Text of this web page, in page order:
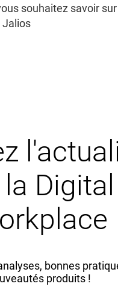
souhaitez savoir sur
Jalios
Digital
bonnes
produits !